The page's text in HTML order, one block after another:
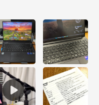
したBTO（Build To
内生産のパソコン
証（一部製品を除
ト」が標準で付帯、
が皆様をサポートい